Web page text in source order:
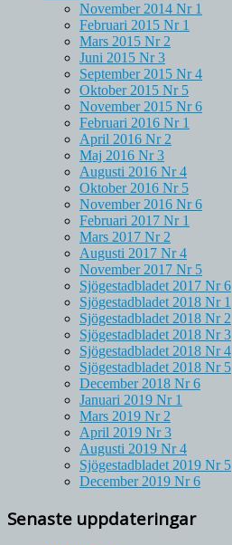
November 2014 Nr 1
Februari 2015 Nr 1
Mars 2015 Nr 2
Juni 2015 Nr 3
September 2015 Nr 4
Oktober 2015 Nr 5
November 2015 Nr 6
Februari 2016 Nr 1
April 2016 Nr 2
Maj 2016 Nr 3
Augusti 2016 Nr 4
Oktober 2016 Nr 5
November 2016 Nr 6
Februari 2017 Nr 1
Mars 2017 Nr 2
Augusti 2017 Nr 4
November 2017 Nr 5
Sjögestadbladet 2017 Nr 6
Sjögestadbladet 2018 Nr 1
Sjögestadbladet 2018 Nr 2
Sjögestadbladet 2018 Nr 3
Sjögestadbladet 2018 Nr 4
Sjögestadbladet 2018 Nr 5
December 2018 Nr 6
Januari 2019 Nr 1
Mars 2019 Nr 2
April 2019 Nr 3
Augusti 2019 Nr 4
Sjögestadbladet 2019 Nr 5
December 2019 Nr 6
Senaste uppdateringar